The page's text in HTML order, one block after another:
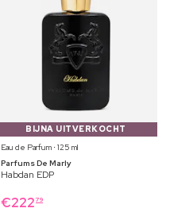
BIJNA UITVERKOCHT
Eau de Parfum ⋅ 125 ml
Parfums De Marly
Habdan EDP
€222 79